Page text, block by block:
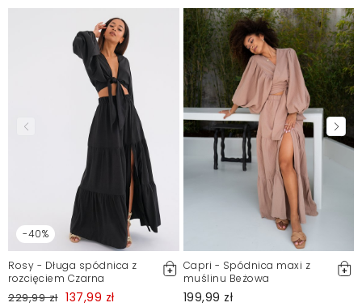
-40%
Rosy - Długa spódnica z
rozcięciem Czarna
229,99 zł 137,99 zł
Capri - Spódnica maxi z
muślinu Beżowa
199,99 zł